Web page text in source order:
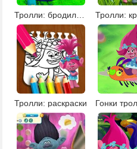
Тролли: бродилки на двоих
Тролли: раскраски Гонки